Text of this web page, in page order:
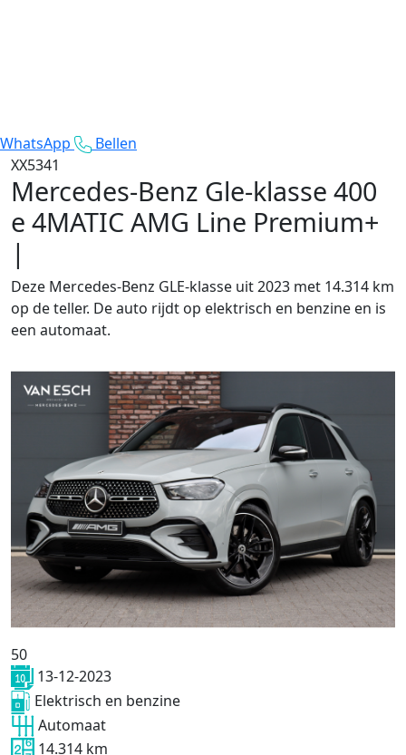
WhatsApp
Bellen
XX5341
Mercedes-Benz Gle-klasse 400
e 4MATIC AMG Line Premium+
|
Deze Mercedes-Benz GLE-klasse uit 2023 met 14.314 km
op de teller. De auto rijdt op elektrisch en benzine en is
een automaat.
50
13-12-2023
Elektrisch en benzine
Automaat
14.314 km